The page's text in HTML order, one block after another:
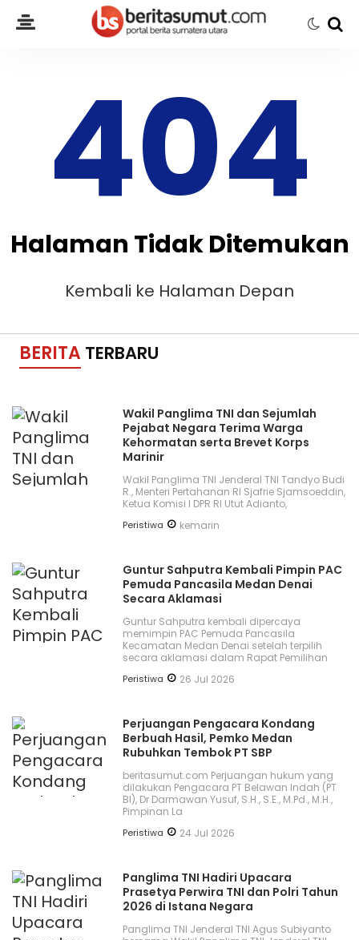
404
Halaman Tidak Ditemukan
Kembali ke Halaman Depan
BERITA TERBARU
Wakil Panglima TNI dan Sejumlah
Pejabat Negara Terima Warga
Kehormatan serta Brevet Korps
Marinir
Wakil Panglima TNI Jenderal TNI Tandyo Budi
R., Menteri Pertahanan RI Sjafrie Sjamsoeddin,
Ketua Komisi I DPR RI Utut Adianto,
Peristiwa kemarin
Guntur Sahputra Kembali Pimpin PAC
Pemuda Pancasila Medan Denai
Secara Aklamasi
Guntur Sahputra kembali dipercaya
memimpin PAC Pemuda Pancasila
Kecamatan Medan Denai setelah terpilih
secara aklamasi dalam Rapat Pemilihan
Peristiwa 26 Jul 2026
Perjuangan Pengacara Kondang
Berbuah Hasil, Pemko Medan
Rubuhkan Tembok PT SBP
beritasumut.com Perjuangan hukum yang
dilakukan Pengacara PT Belawan Indah (PT
BI), Dr Darmawan Yusuf, S.H., S.E., M.Pd., M.H.,
Pimpinan La
Peristiwa 24 Jul 2026
Panglima TNI Hadiri Upacara
Prasetya Perwira TNI dan Polri Tahun
2026 di Istana Negara
Panglima TNI Jenderal TNI Agus Subiyanto